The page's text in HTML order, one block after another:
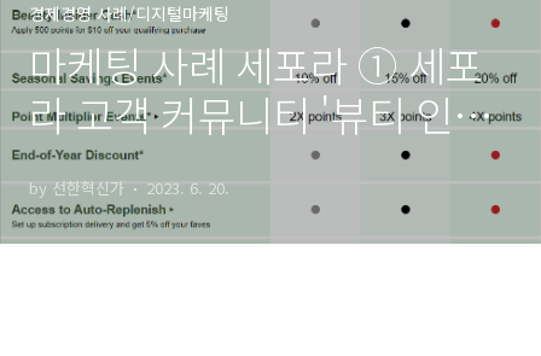
경제경영 사례/디지털마케팅
마케팅 사례 세포라 ① 세포
라 고객 커뮤니티 '뷰티 인사
이더'
by 선한혁신가 2023. 6. 20.